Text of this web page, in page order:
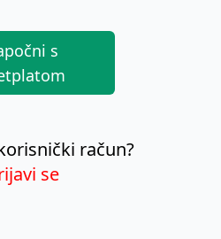
s
račun?
se